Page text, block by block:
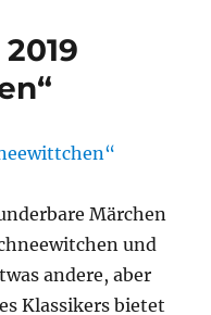
Märchen
und
andere, aber
Klassikers bietet